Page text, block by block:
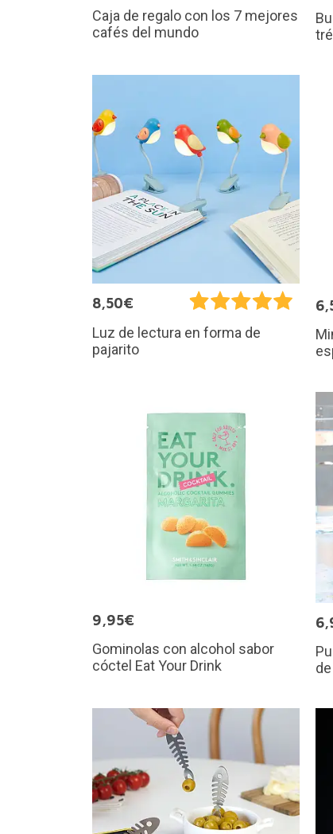
Caja de regalo con los 7 mejores
cafés del mundo
8,50€
Luz de lectura en forma de
pajarito
9,95€
Gominolas con alcohol sabor
cóctel Eat Your Drink